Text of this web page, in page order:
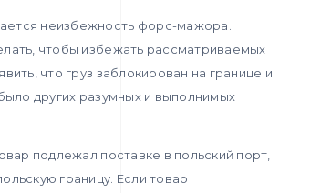
неизбежность форс-мажора.
чтобы избежать рассматриваемых
что груз заблокирован на границе и
других разумных и выполнимых
подлежал поставке в польский порт,
границу. Если товар